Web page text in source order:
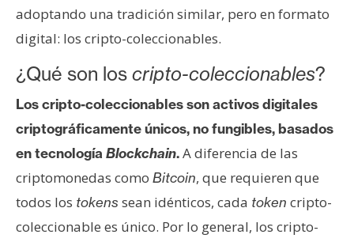
I
A
n
á
i
s
i
adoptando una tradición similar, pero en formato
digital: los cripto-coleccionables.
¿Qué son los cripto-coleccionables?
Los cripto-coleccionables son activos digitales
criptográficamente únicos, no fungibles, basados
en tecnología Blockchain.A diferencia de las
criptomonedas como Bitcoin, que requieren que
todos los tokens sean idénticos, cada token cripto-
coleccionable es único. Por lo general, los cripto-